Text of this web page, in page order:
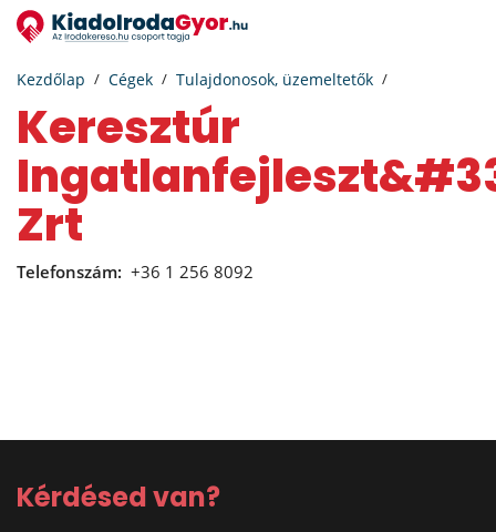
Kezdőlap Cégek Tulajdonosok, üzemeltetők
Keresztúr
Zrt
Telefonszám: +36 1 256 8092
Kérdésed van?